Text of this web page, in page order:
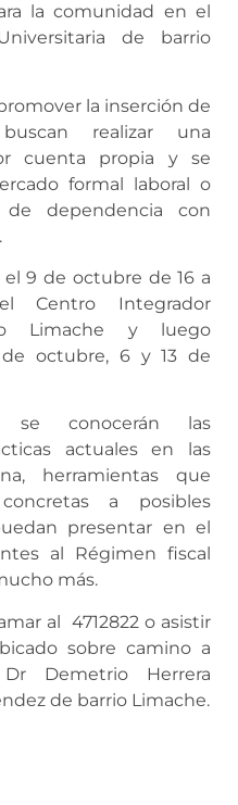
la comunidad en el
de barrio
la inserción de
realizar una
cuenta propia y se
formal laboral o
dependencia con
9 de octubre de 16 a
Integrador
Limache y luego
octubre, 6 y 13 de
se conocerán las
actuales en las
herramientas que
a posibles
presentar en el
al Régimen fiscal
más.
al 4712822 o asistir
sobre camino a
Demetrio Herrera
de barrio Limache.